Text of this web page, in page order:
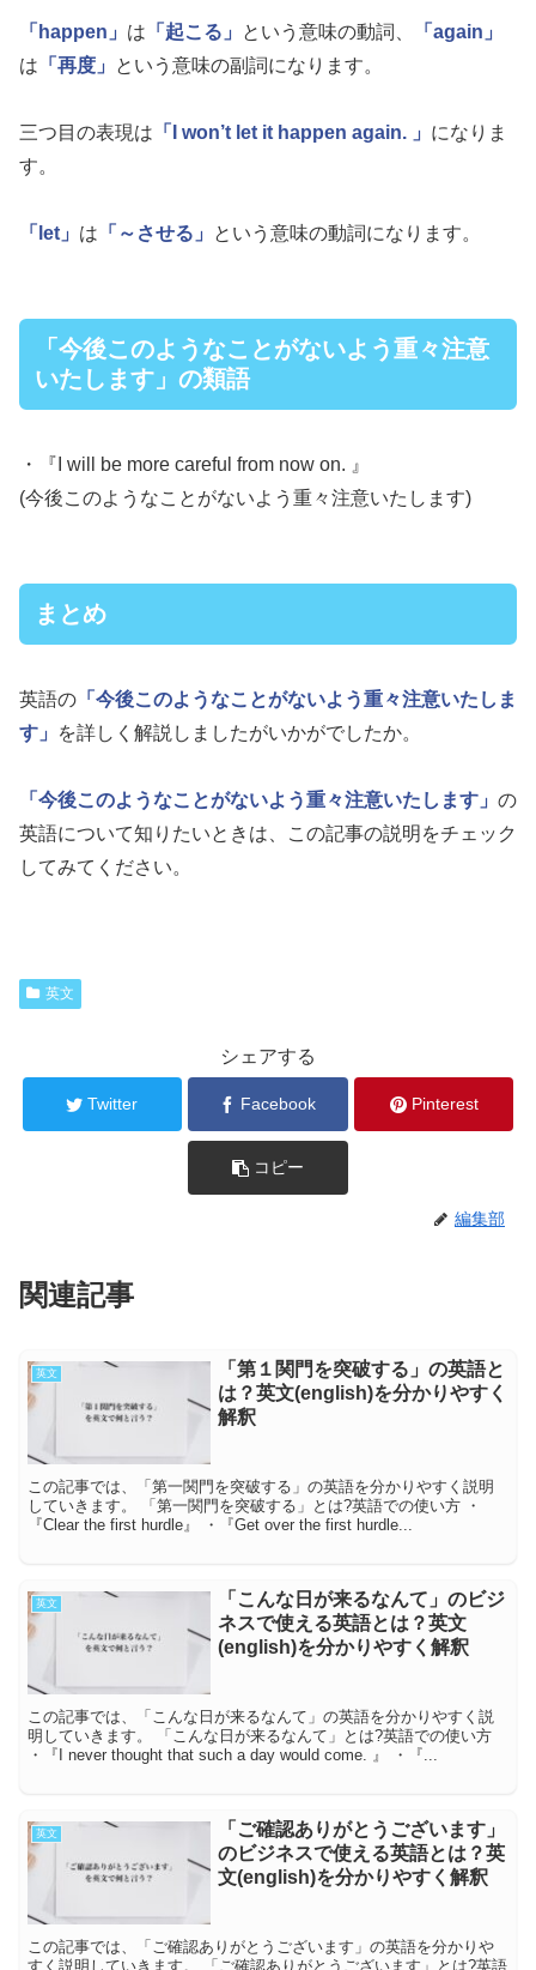
「happen」 は 「起こる」 という意味の動詞、
「again」
は 「再度」 という意味の副詞になります。
三つ目の表現は 「I won’t let it happen again. 」 になりま
す。
「let」 は 「～させる」 という意味の動詞になります。
「今後このようなことがないよう重々注意
いたします」の類語
・『I will be more careful from now on. 』
(今後このようなことがないよう重々注意いたします)
まとめ
英語の 「今後このようなことがないよう重々注意いたしま
す」
を詳しく解説しましたがいかがでしたか。
「今後このようなことがないよう重々注意いたします」 の
英語について知りたいときは、この記事の説明をチェック
してみてください。
英文
シェアする
Twitter Facebook Pinterest
コピー
編集部
関連記事
英文
「第１関門を突破する」の英語と
は？英文(english)を分かりやすく
解釈
この記事では、「第一関門を突破する」の英語を分かりやすく説明
していきます。 「第一関門を突破する」とは?英語での使い方 ・
『Clear the first hurdle』 ・『Get over the first hurdle...
英文
「こんな日が来るなんて」のビジ
ネスで使える英語とは？英文
(english)を分かりやすく解釈
この記事では、「こんな日が来るなんて」の英語を分かりやすく説
明していきます。 「こんな日が来るなんて」とは?英語での使い方
・『I never thought that such a day would come. 』 ・『...
英文
「ご確認ありがとうございます」
のビジネスで使える英語とは？英
文(english)を分かりやすく解釈
この記事では、「ご確認ありがとうございます」の英語を分かりや
すく説明していきます。 「ご確認ありがとうございます」とは?英語